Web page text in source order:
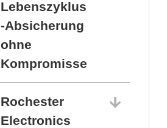
Lebenszyklus
-Absicherung
ohne
Kompromisse
Rochester
Electronics